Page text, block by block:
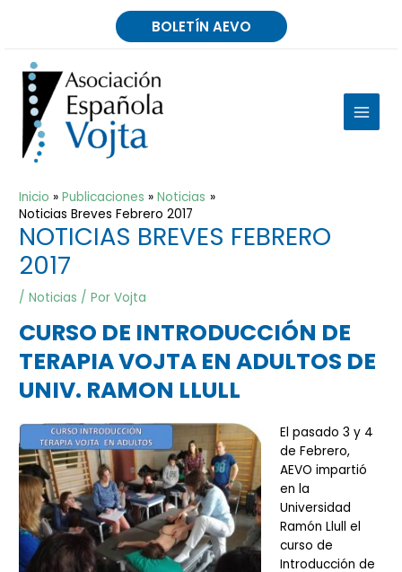
BOLETÍN AEVO
MAIN
Inicio Publicaciones
Noticias
Noticias Breves Febrero 2017
NOTICIAS BREVES FEBRERO
2017
/Noticias / PorVojta
CURSO DE INTRODUCCIÓN DE
TERAPIA VOJTA EN ADULTOS DE
UNIV. RAMON LLULL
El pasado 3 y 4
de Febrero,
AEVO impartió
en la
Universidad
Ramón Llull el
curso de
Introducción de